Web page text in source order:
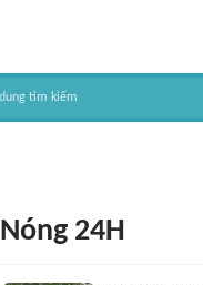
Nóng 24H